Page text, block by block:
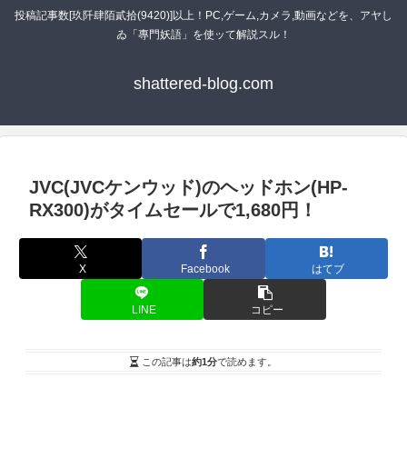
投稿記事数[玖阡肆陌貳拾(9420)]以上！PC,ゲーム,カメラ,動画などを、アヤし
ゐ「專門妖語」を使ッて解説スル！
shattered-blog.com
JVC(JVCケンウッド)のヘッドホン(HP-
RX300)がタイムセールで1,680円！
X Facebook はてブ
LINE コピー
この記事は約1分で読めます。